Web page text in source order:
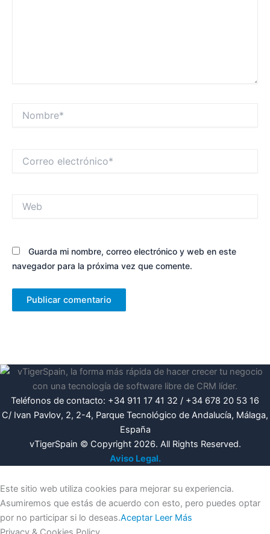
electrónico*
Guarda mi nombre, correo electrónico y web en este
navegador para la próxima vez que comente.
Teléfonos de contacto: +34 911 17 41 32 / +34 678 20 53 16
C/ Ivan Pavlov, 2, 2-4, Parque Tecnológico de Andalucía, Málaga,
España
vTigerSpain © Copyright 2026. All Rights Reserved.
Aviso Legal.
Este sitio web utiliza cookies para mejorar su experiencia.
Asumiremos que estás de acuerdo con esto, pero puedes optar
por no participar si lo deseas.Aceptar Leer Más